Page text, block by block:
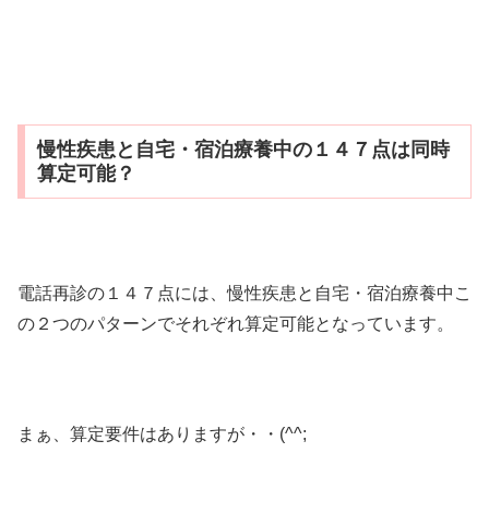
慢性疾患と自宅・宿泊療養中の１４７点は同時
算定可能？
電話再診の１４７点には、慢性疾患と自宅・宿泊療養中こ
の２つのパターンでそれぞれ算定可能となっています。
まぁ、算定要件はありますが・・(^^;